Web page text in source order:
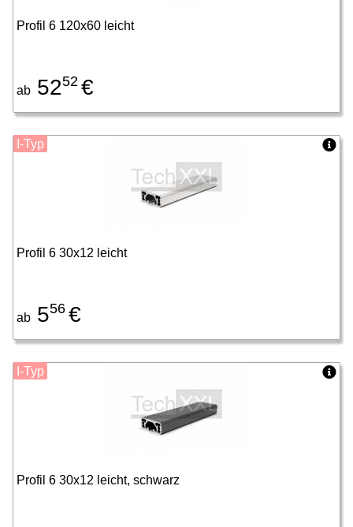
Profil 6 120x60 leicht
ab 5252 €
Profil 6 30x12 leicht
ab 556 €
I-Typ
Profil 6 30x12 leicht, schwarz
I-Typ